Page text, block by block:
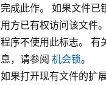
完成此作。 如果文件已
用方已有权访问该文件
程序不使用此标志。 有
息，请参阅 机会锁。
如果打开现有文件的扩